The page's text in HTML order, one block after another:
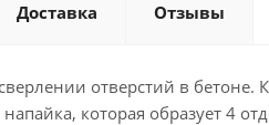
Доставка Отзывы
отверстий в бетоне.
которая образует 4